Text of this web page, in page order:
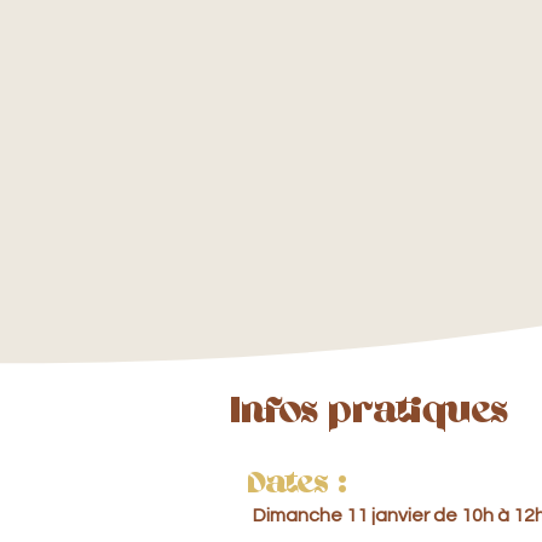
Infos pratiques
Dates :
Dimanche 11 janvier de 10h à